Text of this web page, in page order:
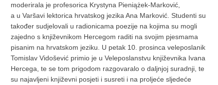
moderirala je profesorica Krystyna Pieniążek-Marković,
a u Varšavi lektorica hrvatskog jezika Ana Marković. Studenti su
također sudjelovali u radionicama poezije na kojima su mogli
zajedno s književnikom Hercegom raditi na svojim pjesmama
pisanim na hrvatskom jeziku. U petak 10. prosinca veleposlanik
Tomislav Vidošević primio je u Veleposlanstvu književnika Ivana
Hercega, te se tom prigodom razgovaralo o daljnjoj suradnji, te
su najavljeni književni posjeti i susreti i na proljeće sljedeće